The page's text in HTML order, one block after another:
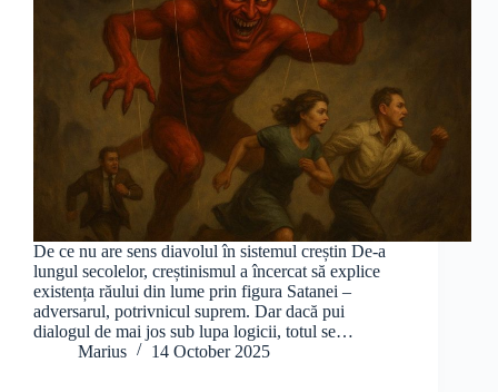
De ce nu are sens diavolul în sistemul creștin De-a
lungul secolelor, creștinismul a încercat să explice
existența răului din lume prin figura Satanei –
adversarul, potrivnicul suprem. Dar dacă pui
dialogul de mai jos sub lupa logicii, totul se…
Marius
14 October 2025